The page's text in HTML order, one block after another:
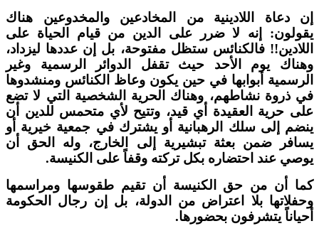
دعاة اللادينية من المخادعين والمخدوعين هناك
إنه لا ضرر على الدين من قيام الحياة على
فالكنائس ستظل مفتوحة، بل إن عددها ليزداد،
يوم الأحد حيث تقفل الدوائر الرسمية وغير
أبوابها في حين يكون وعاظ الكنائس ومنشدوها
ذروة نشاطهم، وهناك الحرية الشخصية التي لا تضع
حرية العقيدة أي قيد، وتتيح لأي متحمس للدين أن
إلى سلك الرهبانية أو يشترك في جمعية خيرية أو
ضمن بعثة تبشيرية إلى الخارج، وله الحق أن
عند احتضاره بكل تركته وقفاً على الكنيسة.
أن من حق الكنيسة أن تقيم طقوسها ومراسمها
بلا اعتراض من الدولة، بل إن رجال الحكومة
يتشرفون بحضورها.